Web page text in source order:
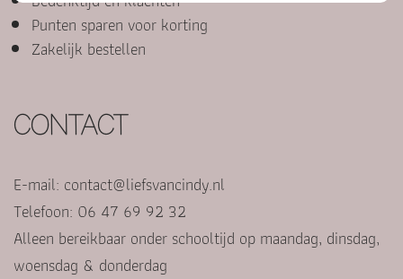
Punten sparen voor korting
Zakelijk bestellen
CONTACT
E-mail: contact@liefsvancindy.nl
Telefoon: 06 47 69 92 32
Alleen bereikbaar onder schooltijd op maandag, dinsdag,
woensdag & donderdag